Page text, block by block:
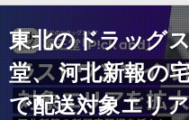
東北のドラッグ
堂、 河北新報の
で配送対象エリ